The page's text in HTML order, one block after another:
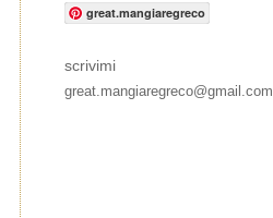
great.mangiaregreco
scrivimi
great.mangiaregreco@gmail.com